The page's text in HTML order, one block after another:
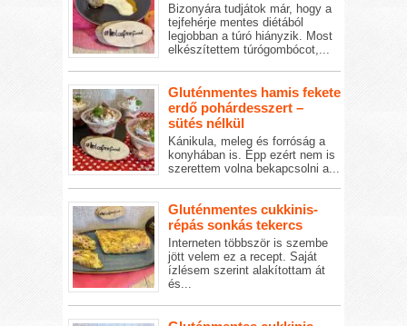
Bizonyára tudjátok már, hogy a
tejfehérje mentes diétából
legjobban a túró hiányzik. Most
elkészítettem túrógombócot,...
Gluténmentes hamis fekete
erdő pohárdesszert –
sütés nélkül
Kánikula, meleg és forróság a
konyhában is. Épp ezért nem is
szerettem volna bekapcsolni a...
Gluténmentes cukkinis-
répás sonkás tekercs
Interneten többször is szembe
jött velem ez a recept. Saját
ízlésem szerint alakítottam át
és...